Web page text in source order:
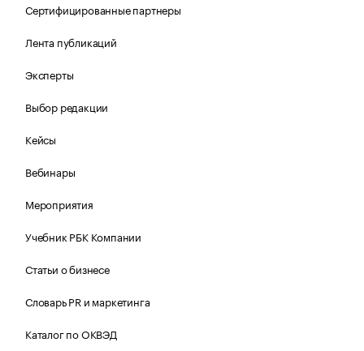
Сертифицированные партнеры
Лента публикаций
Эксперты
Выбор редакции
Кейсы
Вебинары
Мероприятия
Учебник РБК Компании
Статьи о бизнесе
Словарь PR и маркетинга
Каталог по ОКВЭД